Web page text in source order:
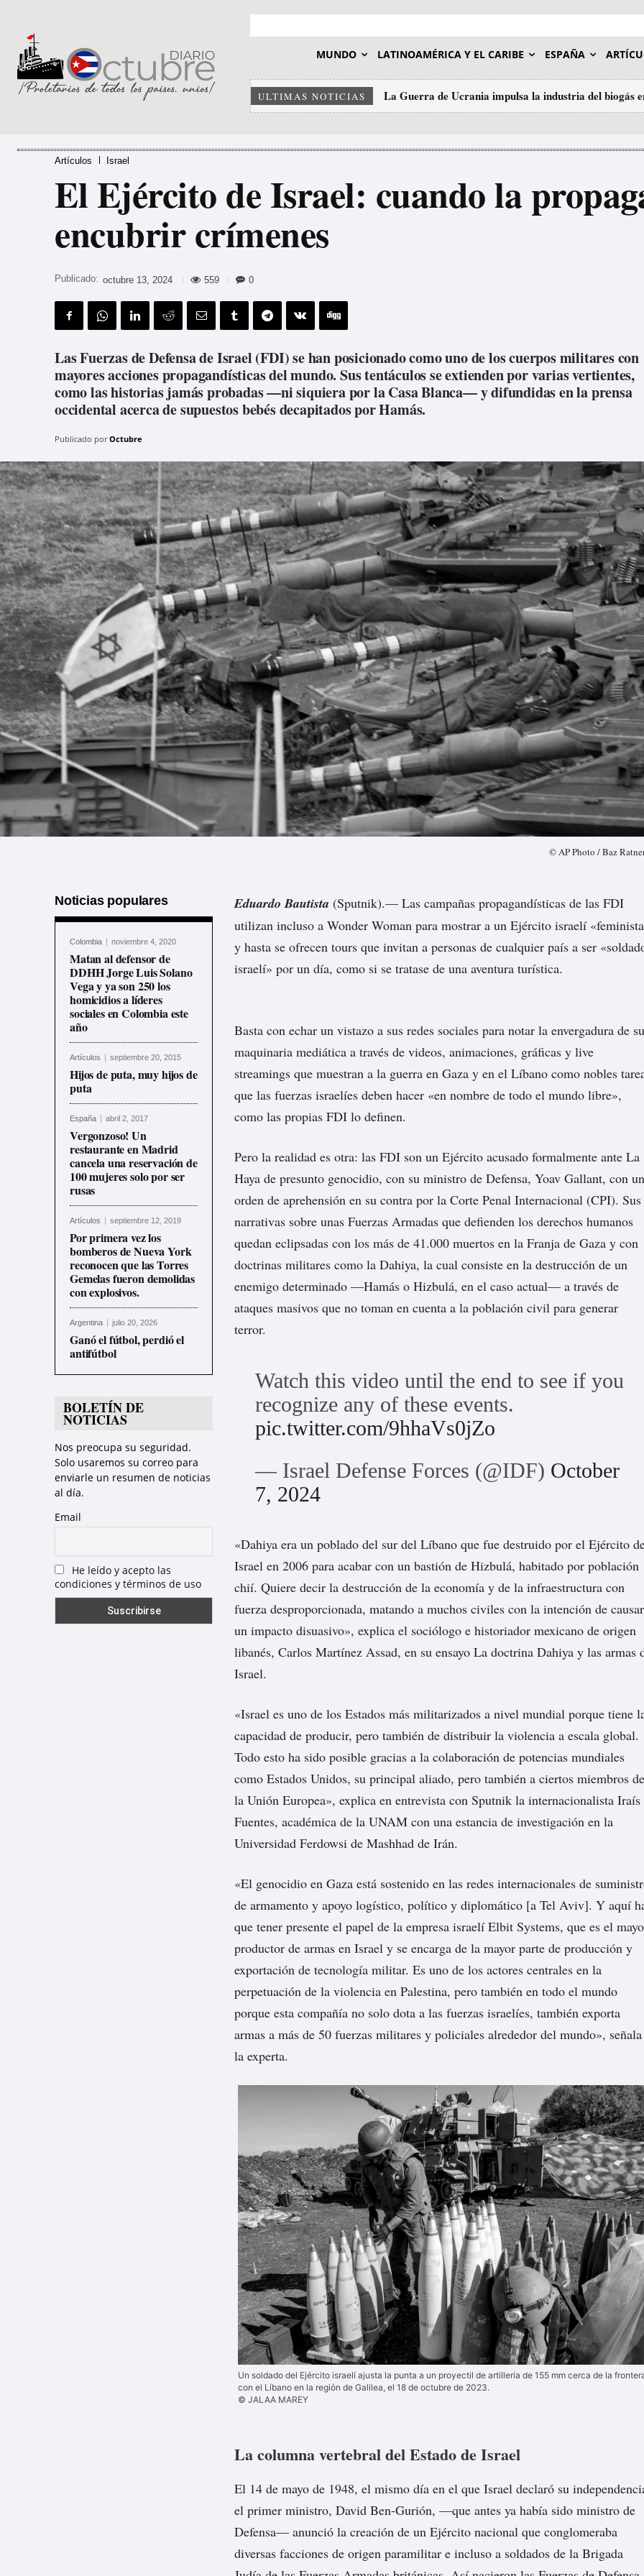
MUNDO LATINOAMÉRICA Y EL CARIBE ESPAÑA
ULTIMAS NOTICIAS La Guerra de Ucrania impulsa la industria del biogás
Artículos Israel
El Ejército de Israel: cuando la
encubrir crímenes
Publicado: octubre 13, 2024 559 0
Las Fuerzas de Defensa de Israel (FDI) se han posicionado como uno de los cuerpos militares con
mayores acciones propagandísticas del mundo. Sus tentáculos se extienden por varias vertientes,
como las historias jamás probadas —ni siquiera por la Casa Blanca— y difundidas en la prensa
occidental acerca de supuestos bebés decapitados por Hamás.
Publicado por Octubre
© AP Photo / Baz
Noticias populares
Colombia noviembre 4, 2020
Matan al defensor de
DDHH Jorge Luis Solano
Vega y ya son 250 los
homicidios a líderes
sociales en Colombia este
año
Artículos septiembre 20, 2015
Hijos de puta, muy hijos de
puta
España abril 2, 2017
Vergonzoso! Un
restaurante en Madrid
cancela una reservación de
100 mujeres solo por ser
rusas
Artículos septiembre 12, 2019
Por primera vez los
bomberos de Nueva York
reconocen que las Torres
Gemelas fueron demolidas
con explosivos.
Argentina julio 20, 2026
Ganó el fútbol, perdió el
antifútbol
BOLETÍN DE
NOTICIAS
Nos preocupa su seguridad.
Solo usaremos su correo para
enviarle un resumen de noticias
al día.
Email
He leído y acepto las
condiciones y términos de uso
Eduardo Bautista (Sputnik).— Las campañas propagandísticas de las FDI
utilizan incluso a Wonder Woman para mostrar a un Ejército israelí
y hasta se ofrecen tours que invitan a personas de cualquier país a ser
israelí» por un día, como si se tratase de una aventura turística.
Basta con echar un vistazo a sus redes sociales para notar la envergadura de su
maquinaria mediática a través de videos, animaciones, gráficas y live
streamings que muestran a la guerra en Gaza y en el Líbano como nobles
que las fuerzas israelíes deben hacer «en nombre de todo el mundo libre»,
como las propias FDI lo definen.
Pero la realidad es otra: las FDI son un Ejército acusado formalmente ante La
Haya de presunto genocidio, con su ministro de Defensa, Yoav Gallant, con
orden de aprehensión en su contra por la Corte Penal Internacional (CPI). Sus
narrativas sobre unas Fuerzas Armadas que defienden los derechos humanos
quedan eclipsadas con los más de 41.000 muertos en la Franja de Gaza y con
doctrinas militares como la Dahiya, la cual consiste en la destrucción de un
enemigo determinado —Hamás o Hizbulá, en el caso actual— a través de
ataques masivos que no toman en cuenta a la población civil para generar
terror.
Watch this video until the end to see if you
recognize any of these events.
pic.twitter.com/9hhaVs0jZo
— Israel Defense Forces (@IDF) October
7, 2024
«Dahiya era un poblado del sur del Líbano que fue destruido por el Ejército
Israel en 2006 para acabar con un bastión de Hizbulá, habitado por población
chií. Quiere decir la destrucción de la economía y de la infraestructura con
fuerza desproporcionada, matando a muchos civiles con la intención de causar
un impacto disuasivo», explica el sociólogo e historiador mexicano de origen
libanés, Carlos Martínez Assad, en su ensayo La doctrina Dahiya y las armas
Israel.
«Israel es uno de los Estados más militarizados a nivel mundial porque tiene
capacidad de producir, pero también de distribuir la violencia a escala global.
Todo esto ha sido posible gracias a la colaboración de potencias mundiales
como Estados Unidos, su principal aliado, pero también a ciertos miembros de
la Unión Europea», explica en entrevista con Sputnik la internacionalista Iraís
Fuentes, académica de la UNAM con una estancia de investigación en la
Universidad Ferdowsi de Mashhad de Irán.
«El genocidio en Gaza está sostenido en las redes internacionales de
de armamento y apoyo logístico, político y diplomático [a Tel Aviv]. Y aquí
que tener presente el papel de la empresa israelí Elbit Systems, que es el
productor de armas en Israel y se encarga de la mayor parte de producción y
exportación de tecnología militar. Es uno de los actores centrales en la
perpetuación de la violencia en Palestina, pero también en todo el mundo
porque esta compañía no solo dota a las fuerzas israelíes, también exporta
armas a más de 50 fuerzas militares y policiales alrededor del mundo», señala
la experta.
Un soldado del Ejército israelí ajusta la punta a un proyectil de artillería de 155 mm cerca de la
con el Líbano en la región de Galilea, el 18 de octubre de 2023.
© JALAA MAREY
La columna vertebral del Estado de Israel
El 14 de mayo de 1948, el mismo día en el que Israel declaró su
el primer ministro, David Ben-Gurión, —que antes ya había sido ministro de
Defensa— anunció la creación de un Ejército nacional que conglomeraba
diversas facciones de origen paramilitar e incluso a soldados de la Brigada